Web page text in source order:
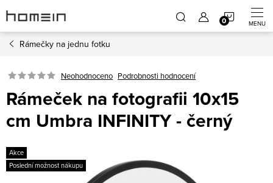
na
obsah
Rámečky na jednu fotku
Neohodnoceno Podrobnosti hodnocení
Rámeček na fotografii 10x15
cm Umbra INFINITY - černý
Akce
Poslední možnost nákupu